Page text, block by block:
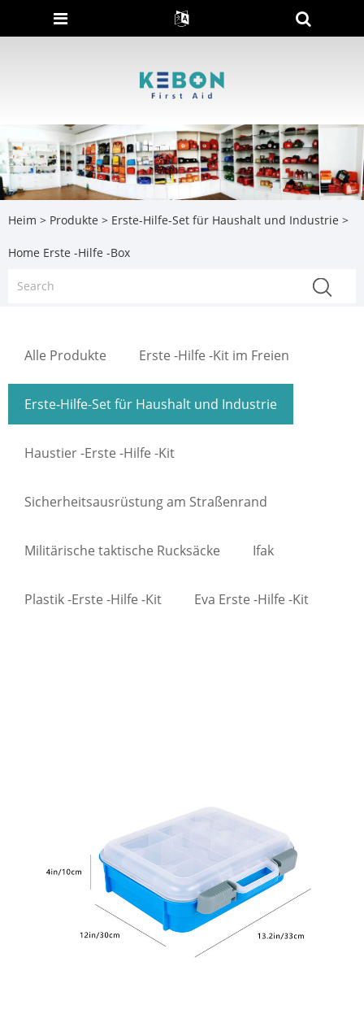
Heim > Produkte > Erste-Hilfe-Set für Haushalt und Industrie >
Home Erste -Hilfe -Box
Alle Produkte Erste -Hilfe -Kit im Freien
Erste-Hilfe-Set für Haushalt und Industrie
Haustier -Erste -Hilfe -Kit
Sicherheitsausrüstung am Straßenrand
Militärische taktische Rucksäcke Ifak
Plastik -Erste -Hilfe -Kit Eva Erste -Hilfe -Kit